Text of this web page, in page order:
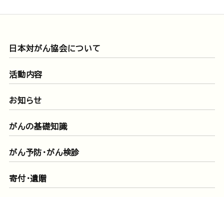
日本対がん協会について
活動内容
お知らせ
がんの基礎知識
がん予防・がん検診
寄付・遺贈